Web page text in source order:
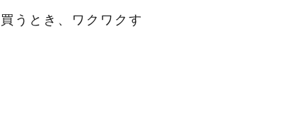
うとき、ワクワクす